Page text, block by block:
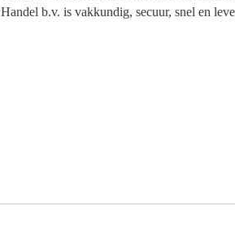
b.v. is vakkundig, secuur, snel en